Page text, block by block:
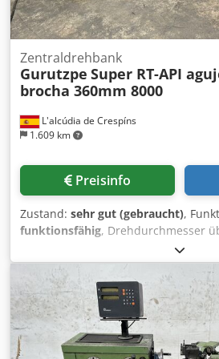
L'alcúdia de Crespíns
1.609 km
Zentraldrehbank
Gurutzpe Super RT-API
brocha 360mm 8000
Preisinfo
Zustand: sehr gut (gebraucht),
funktionsfähig, Drehdurchmesser
360 mm
mm, Umlaufdurchmesser über
Gurutzpe Super RT-API
360 mm x 8000 mm Spitzenweite
Gurutzpe Dsdoxacn Ispfx Alhjkr
Maschinentyp: Automatische Leit-
Zugspindeldrehmaschine, ideal für